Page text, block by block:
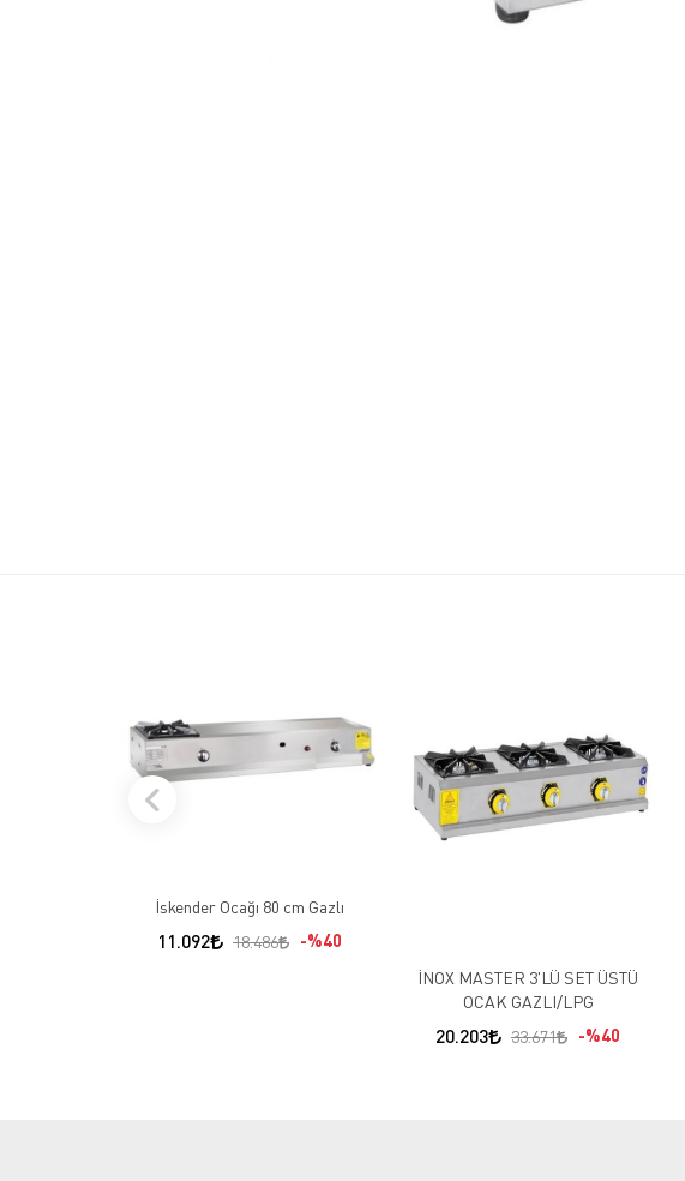
İskender Ocağı 80 cm Gazlı
11.092 18.486
%40
İNOX MASTER 3'LÜ SET ÜSTÜ
OCAK GAZLI/LPG
20.203 33.671 %40